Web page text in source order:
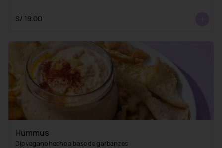
S/ 19.00
Hummus
Dip vegano hecho a base de garbanzos